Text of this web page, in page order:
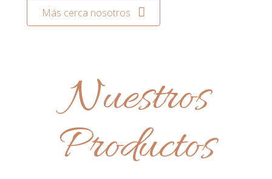
Más cerca nosotros
Nuestros
Productos